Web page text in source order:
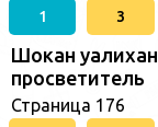
1 3
Шокан
просветитель
Страница 176